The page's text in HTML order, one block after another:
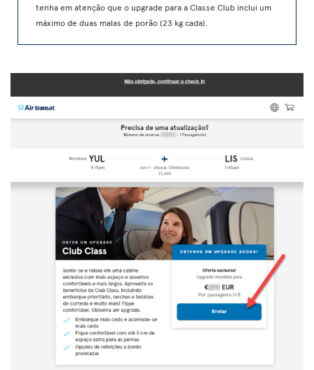
tenha em atenção que o upgrade para a Classe Club inclui um
máximo de duas malas de porão (23 kg cada).